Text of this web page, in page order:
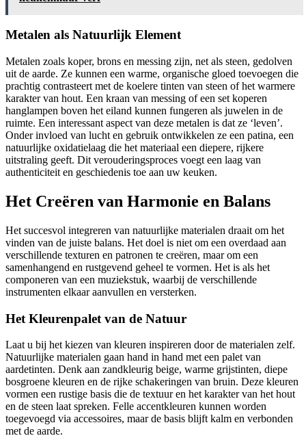
Metalen als Natuurlijk Element
Metalen zoals koper, brons en messing zijn, net als steen, gedolven
uit de aarde. Ze kunnen een warme, organische gloed toevoegen die
prachtig contrasteert met de koelere tinten van steen of het warmere
karakter van hout. Een kraan van messing of een set koperen
hanglampen boven het eiland kunnen fungeren als juwelen in de
ruimte. Een interessant aspect van deze metalen is dat ze ‘leven’.
Onder invloed van lucht en gebruik ontwikkelen ze een patina, een
natuurlijke oxidatielaag die het materiaal een diepere, rijkere
uitstraling geeft. Dit verouderingsproces voegt een laag van
authenticiteit en geschiedenis toe aan uw keuken.
Het Creëren van Harmonie en Balans
Het succesvol integreren van natuurlijke materialen draait om het
vinden van de juiste balans. Het doel is niet om een overdaad aan
verschillende texturen en patronen te creëren, maar om een
samenhangend en rustgevend geheel te vormen. Het is als het
componeren van een muziekstuk, waarbij de verschillende
instrumenten elkaar aanvullen en versterken.
Het Kleurenpalet van de Natuur
Laat u bij het kiezen van kleuren inspireren door de materialen zelf.
Natuurlijke materialen gaan hand in hand met een palet van
aardetinten. Denk aan zandkleurig beige, warme grijstinten, diepe
bosgroene kleuren en de rijke schakeringen van bruin. Deze kleuren
vormen een rustige basis die de textuur en het karakter van het hout
en de steen laat spreken. Felle accentkleuren kunnen worden
toegevoegd via accessoires, maar de basis blijft kalm en verbonden
met de aarde.